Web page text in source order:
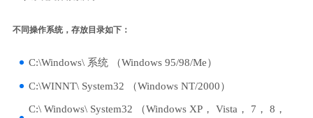
不同操作系统，存放目录如下：
C:\Windows\ 系统 （Windows 95/98/Me）
C:\WINNT\ System32 （Windows NT/2000）
C:\ Windows\ System32 （Windows XP， Vista， 7， 8，